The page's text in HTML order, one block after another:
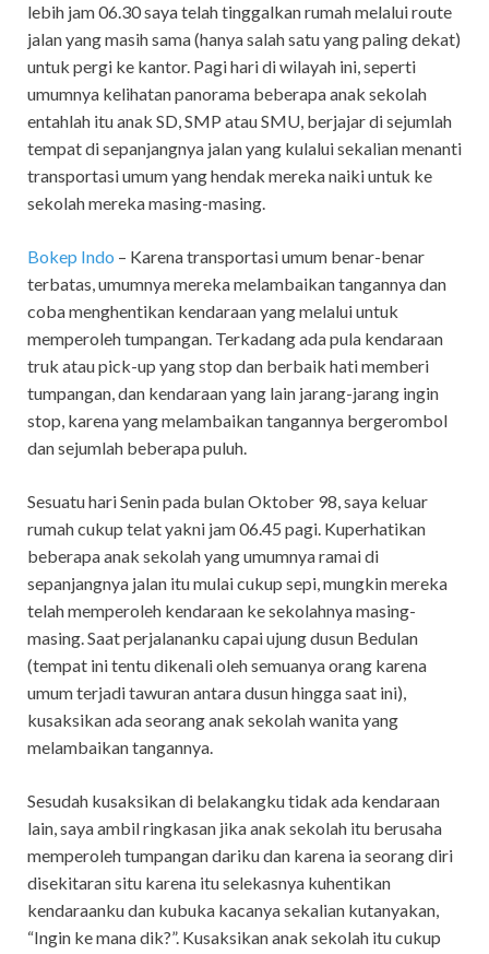
lebih jam 06.30 saya telah tinggalkan rumah melalui route
jalan yang masih sama (hanya salah satu yang paling dekat)
untuk pergi ke kantor. Pagi hari di wilayah ini, seperti
umumnya kelihatan panorama beberapa anak sekolah
entahlah itu anak SD, SMP atau SMU, berjajar di sejumlah
tempat di sepanjangnya jalan yang kulalui sekalian menanti
transportasi umum yang hendak mereka naiki untuk ke
sekolah mereka masing-masing.
Bokep Indo – Karena transportasi umum benar-benar
terbatas, umumnya mereka melambaikan tangannya dan
coba menghentikan kendaraan yang melalui untuk
memperoleh tumpangan. Terkadang ada pula kendaraan
truk atau pick-up yang stop dan berbaik hati memberi
tumpangan, dan kendaraan yang lain jarang-jarang ingin
stop, karena yang melambaikan tangannya bergerombol
dan sejumlah beberapa puluh.
Sesuatu hari Senin pada bulan Oktober 98, saya keluar
rumah cukup telat yakni jam 06.45 pagi. Kuperhatikan
beberapa anak sekolah yang umumnya ramai di
sepanjangnya jalan itu mulai cukup sepi, mungkin mereka
telah memperoleh kendaraan ke sekolahnya masing-
masing. Saat perjalananku capai ujung dusun Bedulan
(tempat ini tentu dikenali oleh semuanya orang karena
umum terjadi tawuran antara dusun hingga saat ini),
kusaksikan ada seorang anak sekolah wanita yang
melambaikan tangannya.
Sesudah kusaksikan di belakangku tidak ada kendaraan
lain, saya ambil ringkasan jika anak sekolah itu berusaha
memperoleh tumpangan dariku dan karena ia seorang diri
disekitaran situ karena itu selekasnya kuhentikan
kendaraanku dan kubuka kacanya sekalian kutanyakan,
“Ingin ke mana dik?”. Kusaksikan anak sekolah itu cukup